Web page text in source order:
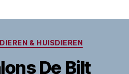
Categorieën
DIEREN & HUISDIEREN
De Bilt